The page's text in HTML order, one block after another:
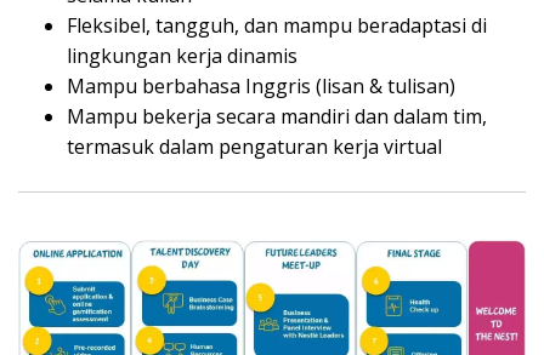
Fleksibel, tangguh, dan mampu beradaptasi di
lingkungan kerja dinamis
Mampu berbahasa Inggris (lisan & tulisan)
Mampu bekerja secara mandiri dan dalam tim,
termasuk dalam pengaturan kerja virtual